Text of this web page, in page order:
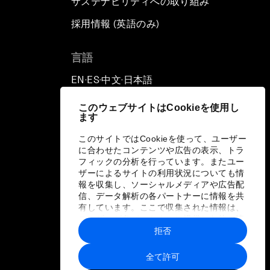
このウェブサイトはCookieを使用し
ます
このサイトではCookieを使って、ユーザー
に合わせたコンテンツや広告の表示、トラ
フィックの分析を行っています。またユー
ザーによるサイトの利用状況についても情
報を収集し、ソーシャルメディアや広告配
信、データ解析の各パートナーに情報を共
有しています。ここで収集された情報は、
ユーザーが各パートナーに提供した他の情
報や各パートナーのサービスを使用した際
に収集された情報と組み合わされ、各パー
トナーによって使用されることがありま
す。
全て許可
拒否
採用情報 (英語のみ)
言語
EN ▪ ES▪中文▪ 日本語